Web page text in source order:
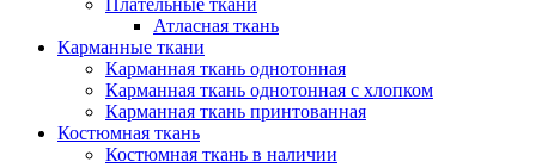
Плательные ткани
Атласная ткань
Карманные ткани
Карманная ткань однотонная
Карманная ткань однотонная с хлопком
Карманная ткань принтованная
Костюмная ткань
Костюмная ткань в наличии